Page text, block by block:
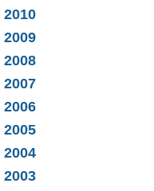
2010
2009
2008
2007
2006
2005
2004
2003